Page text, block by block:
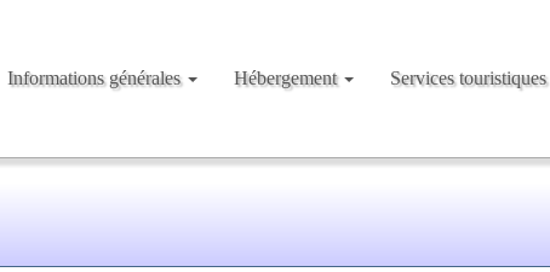
Informations générales Hébergement Services touristiques